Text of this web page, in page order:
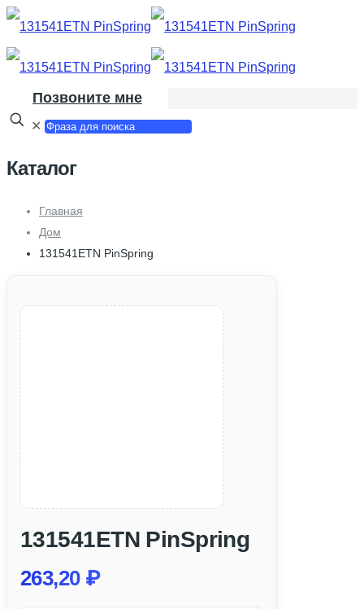
Позвоните мне
✕
Каталог
Главная
Дом
131541ETN PinSpring
131541ETN PinSpring
263,20 ₽